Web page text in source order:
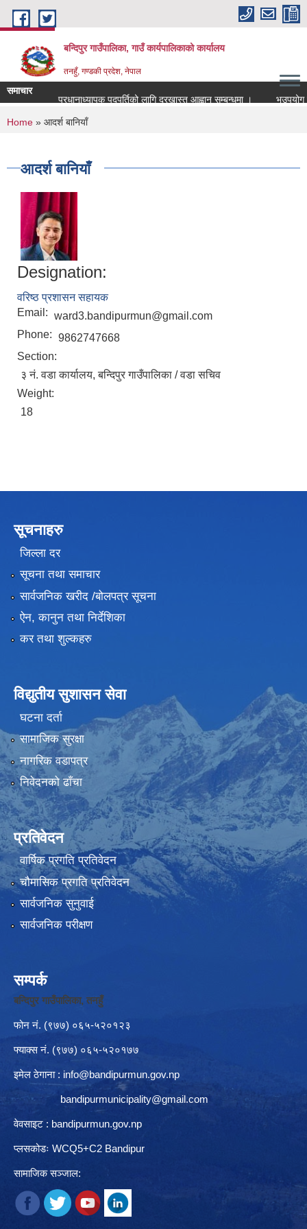
Skip to main content
बन्दिपुर गाउँपालिका, गाउँ कार्यपालिकाको कार्यालय
तनहुँ, गण्डकी प्रदेश, नेपाल
समाचार
प्रधानाध्यापक पदपुर्तिको लागि दरखास्त आह्वान सम्बन्धमा ।
भूउपयोग
You are here
Home » आदर्श बानियाँ
आदर्श बानियाँ
Designation:
वरिष्ठ प्रशासन सहायक
Email: ward3.bandipurmun@gmail.com
Phone: 9862747668
Section:
३ नं. वडा कार्यालय, बन्दिपुर गाउँपालिका / वडा सचिव
Weight:
18
सूचनाहरु
जिल्ला दर
सूचना तथा समाचार
सार्वजनिक खरीद /बोलपत्र सूचना
ऐन, कानुन तथा निर्देशिका
कर तथा शुल्कहरु
विद्युतीय सुशासन सेवा
घटना दर्ता
सामाजिक सुरक्षा
नागरिक वडापत्र
निवेदनको ढाँचा
प्रतिवेदन
वार्षिक प्रगति प्रतिवेदन
चौमासिक प्रगति प्रतिवेदन
सार्वजनिक सुनुवाई
सार्वजनिक परीक्षण
सम्पर्क
बन्दिपुर गाउँपालिका, तनहुँ
फोन नं‍. (९७७) ०६५-५२०१२३
फ्याक्स नं. (९७७) ०६५-५२०१७७
इमेल ठेगाना : info@bandipurmun.gov.np
bandipurmunicipality@gmail.com
वेवसाइट : bandipurmun.gov.np
प्लसकोडः WCQ5+C2 Bandipur
सामाजिक सञ्जाल: